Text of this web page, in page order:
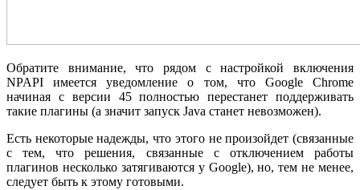
Обратите внимание, что рядом с настройкой включения
NPAPI имеется уведомление о том, что Google Chrome
начиная с версии 45 полностью перестанет поддерживать
такие плагины (а значит запуск Java станет невозможен).
Есть некоторые надежды, что этого не произойдет (связанные
с тем, что решения, связанные с отключением работы
плагинов несколько затягиваются у Google), но, тем не менее,
следует быть к этому готовыми.